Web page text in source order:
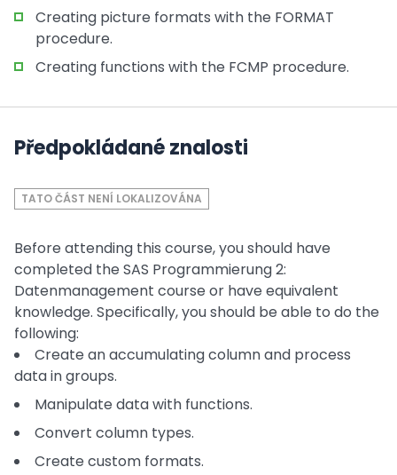
Creating picture formats with the FORMAT
procedure.
Creating functions with the FCMP procedure.
Předpokládané znalosti
TATO ČÁST NENÍ LOKALIZOVÁNA
Before attending this course, you should have
completed the SAS Programmierung 2:
Datenmanagement course or have equivalent
knowledge. Specifically, you should be able to do the
following:
Create an accumulating column and process
data in groups.
Manipulate data with functions.
Convert column types.
Create custom formats.